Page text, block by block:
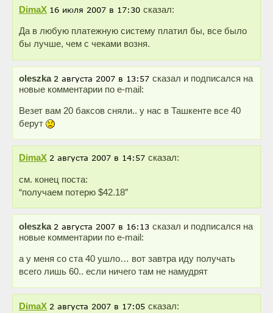
DimaX сказал:
Да в любую платежную систему платил бы, все было
бы лучше, чем с чеками возня.
oleszka
сказал и подписался на
новые комментарии по e-mail:
Везет вам 20 баксов сняли.. у нас в Ташкенте все 40
берут
DimaX сказал:
см. конец поста:
“получаем потерю $42.18″
oleszka
сказал и подписался на
новые комментарии по e-mail:
а у меня со ста 40 ушло… вот завтра иду получать
всего лишь 60.. если ничего там не намудрят
DimaX сказал: